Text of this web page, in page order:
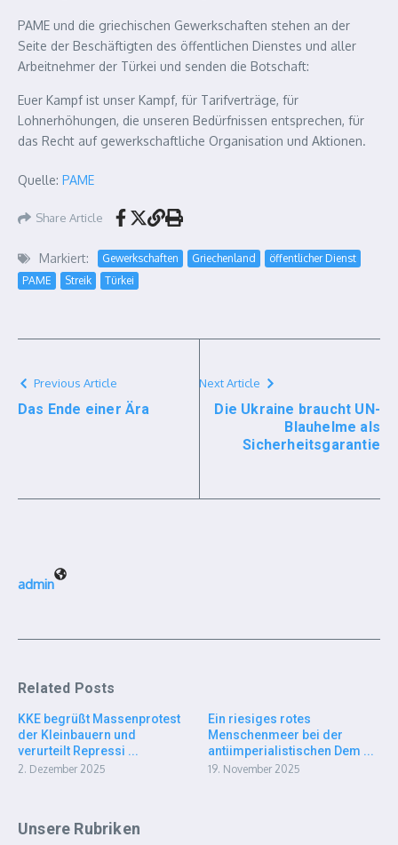
PAME und die griechischen Gewerkschaften stehen an der
Seite der Beschäftigten des öffentlichen Dienstes und aller
Arbeitnehmer der Türkei und senden die Botschaft:
Euer Kampf ist unser Kampf, für Tarifverträge, für
Lohnerhöhungen, die unseren Bedürfnissen entsprechen, für
das Recht auf gewerkschaftliche Organisation und Aktionen.
Quelle: PAME
Share Article
Markiert: Gewerkschaften Griechenland
öffentlicher Dienst
PAME
Streik Türkei
Previous Article
Das Ende einer Ära
Next Article
Die Ukraine braucht UN-
Blauhelme als
Sicherheitsgarantie
admin
Related Posts
KKE begrüßt Massenprotest
der Kleinbauern und
verurteilt Repressi ...
2. Dezember 2025
Ein riesiges rotes
Menschenmeer bei der
antiimperialistischen Dem ...
19. November 2025
Unsere Rubriken